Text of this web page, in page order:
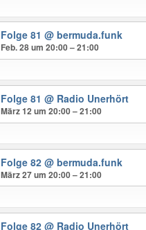
Folge 81@ bermuda.funk
Feb. 28 um 20:00 – 21:00
Folge 81@ Radio Unerhört
März 12 um 20:00 – 21:00
Folge 82@ bermuda.funk
März 27 um 20:00 – 21:00
Folge 82@ Radio Unerhört